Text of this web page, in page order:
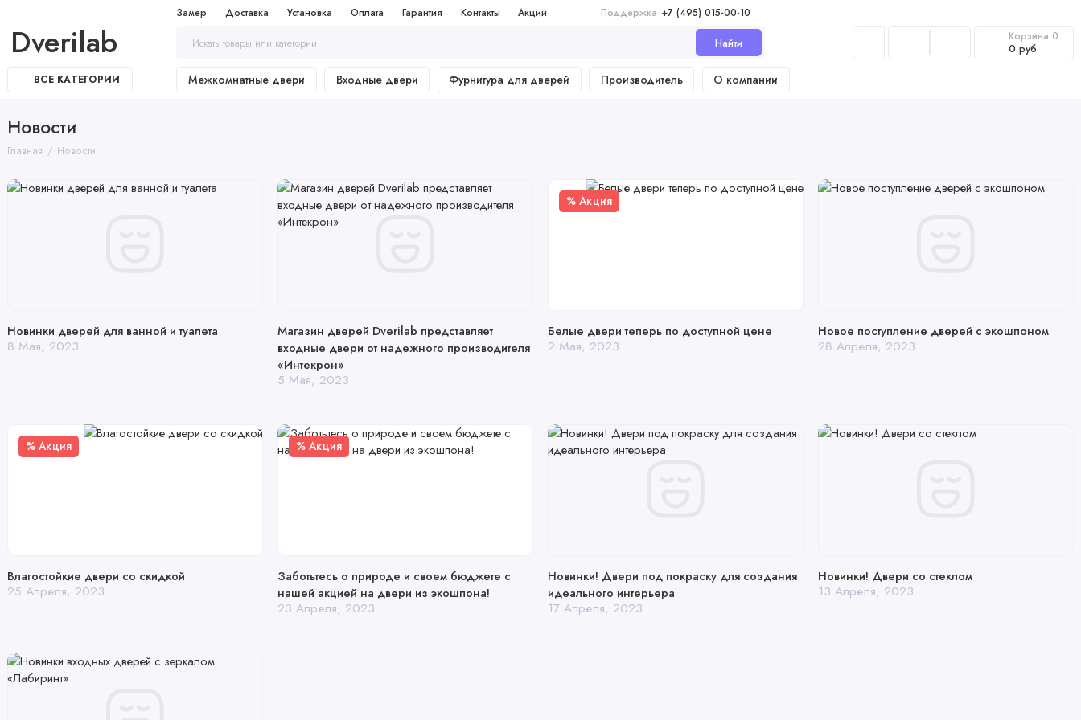
Замер Доставка Установка Оплата Гарантия Контакты Акции Поддержка +7 (495) 015-00-10
Dverilab Найти Корзина 0
0 руб
ВСЕ КАТЕГОРИИ Межкомнатные двери Входные двери Фурнитура для дверей Производитель О компании
Новости
Главная Новости
Новинки дверей для ванной и туалета
8 Мая, 2023
Магазин дверей Dverilab представляет
входные двери от надежного производителя
«Интекрон»
5 Мая, 2023
% Акция
Белые двери теперь по доступной цене
2 Мая, 2023
Новое поступление дверей с экошпоном
28 Апреля, 2023
% Акция
Влагостойкие двери со скидкой
25 Апреля, 2023
% Акция
Заботьтесь о природе и своем бюджете с
нашей акцией на двери из экошпона!
23 Апреля, 2023
Новинки! Двери под покраску для создания
идеального интерьера
17 Апреля, 2023
Новинки! Двери со стеклом
13 Апреля, 2023